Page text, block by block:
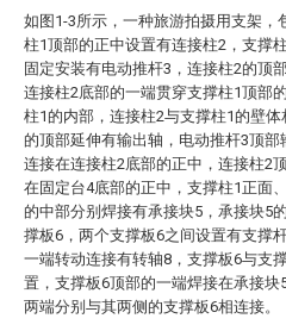
如图1-3所示，一种旅游拍摄用支架，
柱1顶部的正中设置有连接柱2，支撑
固定安装有电动推杆3，连接柱2的顶
连接柱2底部的一端贯穿支撑柱1顶部
柱1的内部，连接柱2与支撑柱1的壁
的顶部延伸有输出轴，电动推杆3顶
连接在连接柱2底部的正中，连接柱2
在固定台4底部的正中，支撑柱1正面
的中部分别焊接有承接块5，承接块5
撑板6，两个支撑板6之间设置有支撑
一端转动连接有转轴8，支撑板6与支
置，支撑板6顶部的一端焊接在承接块
两端分别与其两侧的支撑板6相连接。